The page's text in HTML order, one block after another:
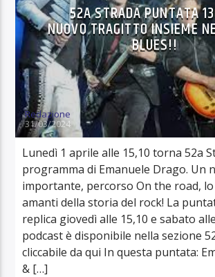
52A STRADA PUNTATA
NUOVO TRAGITTO INSIEME
BLUES!!
Redazione
31/03/2024
Lunedì 1 aprile alle 15,10 torna 52a
programma di Emanuele Drago. Un
importante, percorso On the road,
amanti della storia del rock! La
replica giovedì alle 15,10 e sabato
podcast è disponibile nella sezione
cliccabile da qui In questa puntata:
& […]